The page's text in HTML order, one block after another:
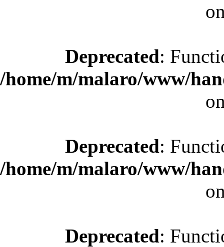
Deprecated:
/home/m/malaro/www/
Deprecated:
/home/m/malaro/www/
Deprecated: